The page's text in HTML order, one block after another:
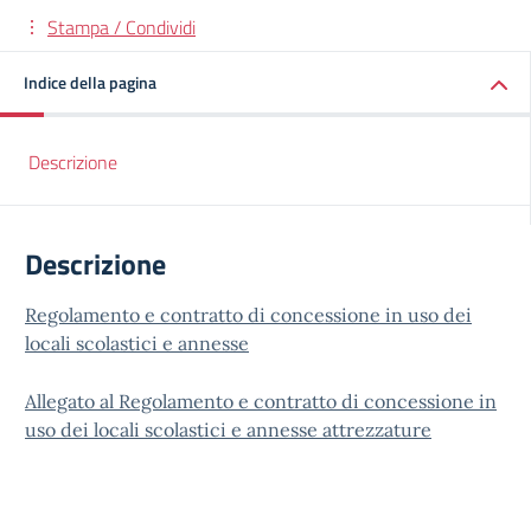
Stampa / Condividi
Indice della pagina
Descrizione
Descrizione
Regolamento e contratto di concessione in uso dei
locali scolastici e annesse
Allegato al Regolamento e contratto di concessione in
uso dei locali scolastici e annesse attrezzature